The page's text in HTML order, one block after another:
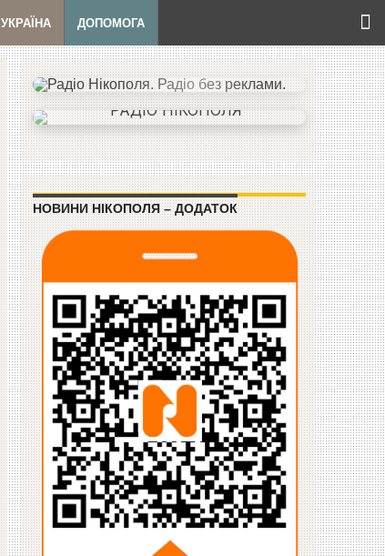
УКРАЇНА ДОПОМОГА
НОВИНИ НІКОПОЛЯ – ДОДАТОК